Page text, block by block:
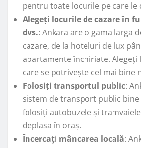
pentru toate locurile pe care le
Alegeți locurile de cazare în
dvs.: Ankara are o gamă largă
cazare, de la hoteluri de lux
apartamente închiriate. Alegeți
care se potrivește cel mai bine
Folosiți transportul public:
sistem de transport public bine
folosiți autobuzele și
deplasa în oraș.
Încercați mâncarea locală: